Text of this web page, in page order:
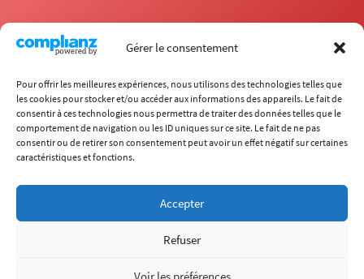
Gérer le consentement
Pour offrir les meilleures expériences, nous utilisons des technologies telles que
les cookies pour stocker et/ou accéder aux informations des appareils. Le fait de
consentir à ces technologies nous permettra de traiter des données telles que le
comportement de navigation ou les ID uniques sur ce site. Le fait de ne pas
consentir ou de retirer son consentement peut avoir un effet négatif sur certaines
caractéristiques et fonctions.
Accepter
Refuser
Voir les préférences
École
Formations
International
Vie étudiante
Carrières
Chaire ITECC